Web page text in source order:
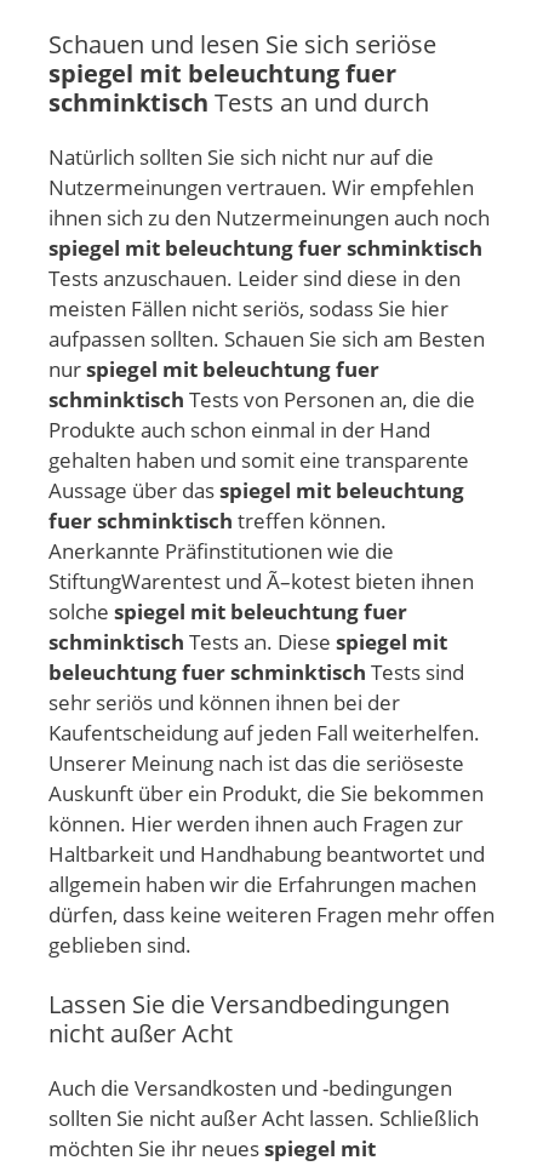
Schauen und lesen Sie sich seriöse
spiegel mit beleuchtung fuer
schminktisch Tests an und durch
Natürlich sollten Sie sich nicht nur auf die
Nutzermeinungen vertrauen. Wir empfehlen
ihnen sich zu den Nutzermeinungen auch noch
spiegel mit beleuchtung fuer schminktisch
Tests anzuschauen. Leider sind diese in den
meisten Fällen nicht seriös, sodass Sie hier
aufpassen sollten. Schauen Sie sich am Besten
nurspiegel mit beleuchtung fuer
schminktisch Tests von Personen an, die die
Produkte auch schon einmal in der Hand
gehalten haben und somit eine transparente
Aussage über dasspiegel mit beleuchtung
fuer schminktisch treffen können.
Anerkannte Präfinstitutionen wie die
StiftungWarentest und Ã–kotest bieten ihnen
solche spiegel mit beleuchtung fuer
schminktisch Tests an. Diese spiegel mit
beleuchtung fuer schminktisch Tests sind
sehr seriös und können ihnen bei der
Kaufentscheidung auf jeden Fall weiterhelfen.
Unserer Meinung nach ist das die seriöseste
Auskunft über ein Produkt, die Sie bekommen
können. Hier werden ihnen auch Fragen zur
Haltbarkeit und Handhabung beantwortet und
allgemein haben wir die Erfahrungen machen
dürfen, dass keine weiteren Fragen mehr offen
geblieben sind.
Lassen Sie die Versandbedingungen
nicht außer Acht
Auch die Versandkosten und -bedingungen
sollten Sie nicht außer Acht lassen. Schließlich
möchten Sie ihr neuesspiegel mit